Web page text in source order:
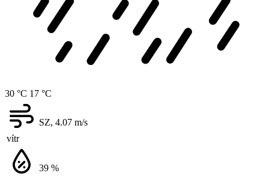
30 °C 17 °C
vítr
SZ, 4.07 m/s
39 %